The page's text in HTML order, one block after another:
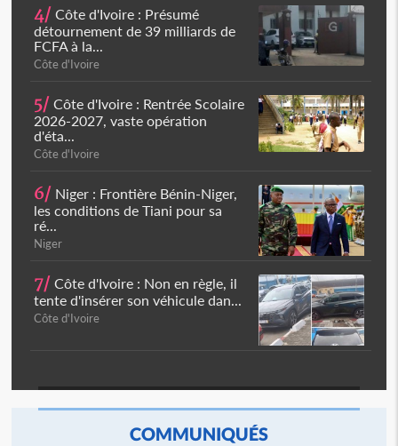
4/ Côte d'Ivoire : Présumé
détournement de 39 milliards de
FCFA à la...
Côte d'Ivoire
5/ Côte d'Ivoire : Rentrée Scolaire
2026-2027, vaste opération
d'éta...
Côte d'Ivoire
6/ Niger : Frontière Bénin-Niger,
les conditions de Tiani pour sa
ré...
Niger
7/ Côte d'Ivoire : Non en règle, il
tente d'insérer son véhicule dan...
Côte d'Ivoire
COMMUNIQUÉS